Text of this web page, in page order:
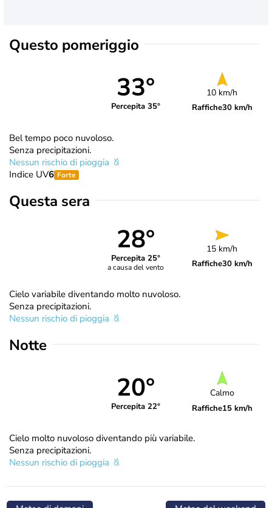
Questo pomeriggio
33°
Percepita 35°
10 km/h
Raffiche30 km/h
Bel tempo poco nuvoloso.
Senza precipitazioni.
Nessun rischio di pioggia
Indice UV6 Forte
Questa sera
28°
Percepita 25°
a causa del vento
15 km/h
Raffiche30 km/h
Cielo variabile diventando molto nuvoloso.
Senza precipitazioni.
Nessun rischio di pioggia
Notte
20°
Percepita 22°
Calmo
Raffiche15 km/h
Cielo molto nuvoloso diventando più variabile.
Senza precipitazioni.
Nessun rischio di pioggia